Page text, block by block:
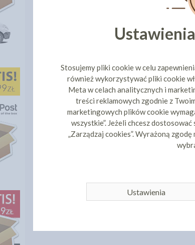
Stosujemy pliki cookie w celu
również wykorzystywać pliki cookie
Meta w celach analitycznych i
treści reklamowych zgodnie z
marketingowych plików cookie
wszystkie”. Jeżeli chcesz
„Zarządzaj cookies”. Wyrażoną
Ustawienia